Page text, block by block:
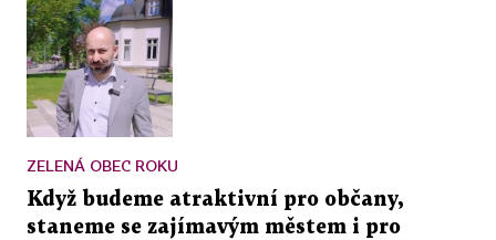
ZELENÁ OBEC ROKU
Když budeme atraktivní pro občany,
staneme se zajímavým městem i pro